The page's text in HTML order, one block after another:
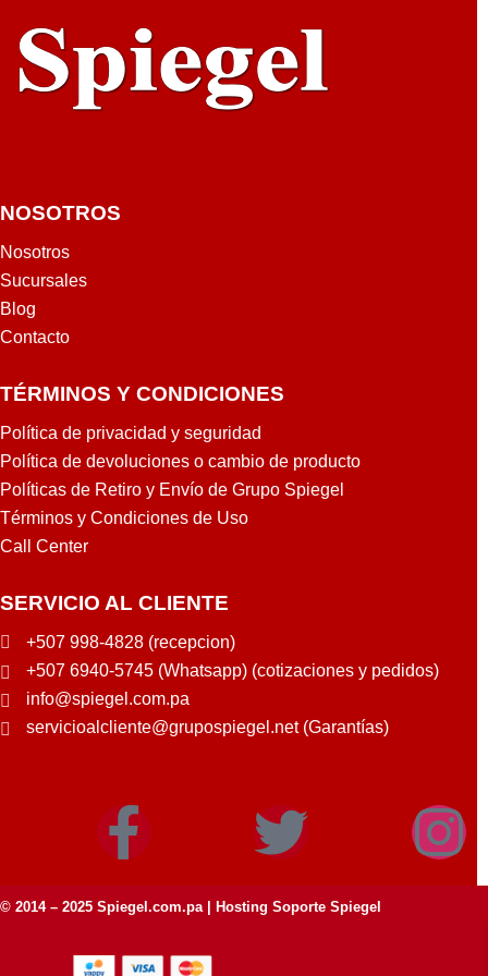
NOSOTROS
Nosotros
Sucursales
Blog
Contacto
TÉRMINOS Y CONDICIONES
Política de privacidad y seguridad
Política de devoluciones o cambio de producto
Políticas de Retiro y Envío de Grupo Spiegel
Términos y Condiciones de Uso
Call Center
SERVICIO AL CLIENTE
+507 998-4828 (recepcion)
+507 6940-5745 (Whatsapp) (cotizaciones y pedidos)
info@spiegel.com.pa
servicioalcliente@grupospiegel.net (Garantías)
© 2014 – 2025 Spiegel.com.pa| Hosting Soporte Spiegel